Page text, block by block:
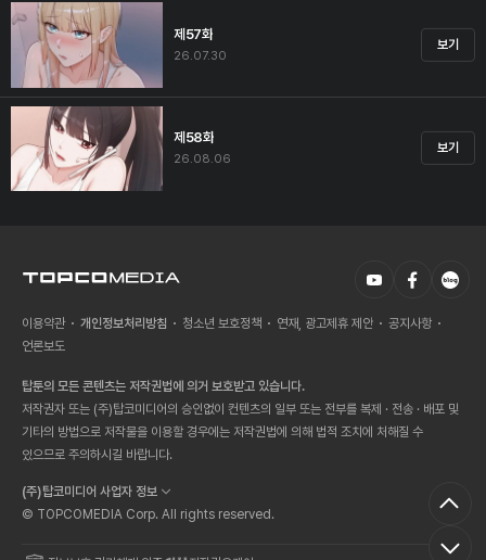
제57화
26.07.30
보기
제58화
26.08.06
보기
이용약관 개인정보처리방침 청소년 보호정책 연재, 광고제휴 제안
공지사항
언론보도
탑툰의 모든 콘텐츠는 저작권법에 의거 보호받고 있습니다.
저작권자 또는 (주)탑코미디어의 승인없이 컨텐츠의 일부 또는 전부를 복제 · 전송 · 배포 및
기타의 방법으로 저작물을 이용할 경우에는 저작권법에 의해 법적 조치에 처해질 수
있으므로 주의하시길 바랍니다.
(주)탑코미디어 사업자 정보
© TOPCOMEDIA Corp. All rights reserved.